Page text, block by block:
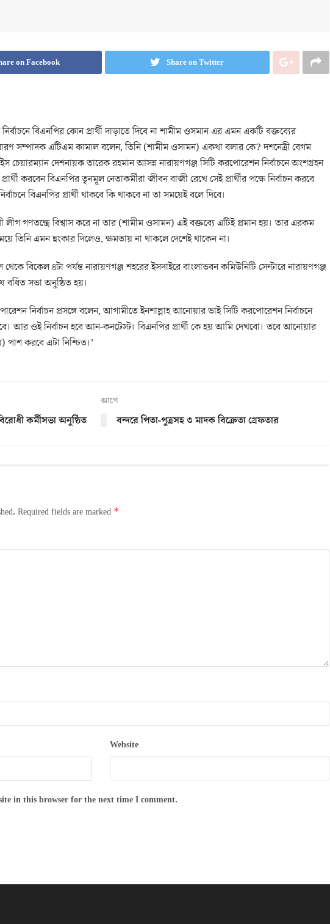
on Facebook Share on Twitter
বিএনপির কোন প্রার্থী দাড়াতে দিবে না শামীম ওসমান এর এমন একটি বক্তব্যের
সম্পাদক এটিএম কামাল বলেন, তিনি (শামীম ওসামন) একথা বলার কে? দশনেত্রী বেগম
চেয়ারম্যান দেশনায়ক তারেক রহমান আসন্ন নারায়ণগঞ্জ সিটি করপোরেশন নির্বাচনে অংশগ্রহন
করবেন বিএনপির তৃনমূল নেতাকর্মীরা জীবন বাজী রেখে সেই প্রার্থীর পক্ষে নির্বাচন করবে
বিএনপির প্রার্থী থাকবে কি থাকবে না তা সময়েই বলে দিবে।
গণতন্ত্রে বিশ্বাস করে না তার (শামীম ওসামন) এই বক্তব্যে এটিই প্রমান হয়। তার এরকম
তিনি এমন হুংকার দিলেও, ক্ষমতায় না থাকলে দেশেই থাকেন না।
বিকেল ৪টা পর্যন্ত নারায়ণগঞ্জ শহরের ইসদাইরে বাংলাভবন কমিউনিটি সেন্টারে নারায়ণগঞ্জ
সভা অনুষ্ঠিত হয়।
নির্বাচন প্রসঙ্গে বলেন, আগামীতে ইনশাল্লাহ আনোয়ার ভাই সিটি করপোরেশন নির্বাচনে
আর ওই নির্বাচন হবে আন-কনটেস্ট। বিএনপির প্রার্থী কে হয় আমি দেখবো। তবে আনোয়ার
পাশ করবে এটা নিশ্চিত।’
কর্মীসভা অনুষ্ঠিত
আগে
বন্দরে পিতা-পুত্রসহ ৩ মাদক বিক্রেতা গ্রেফতার
Required fields are marked *
Website
in this browser for the next time I comment.